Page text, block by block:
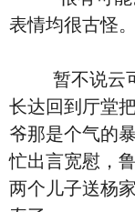
表情均很古怪。
暂不说云可
长达回到厅堂
爷那是个气的
忙出言宽慰，
两个儿子送杨